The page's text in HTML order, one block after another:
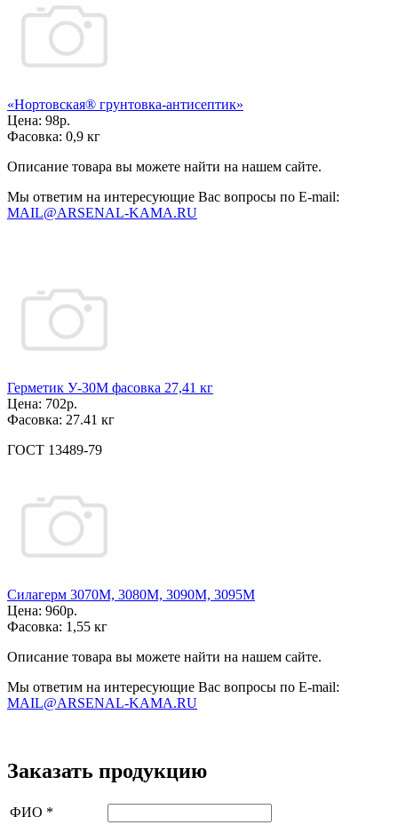
«Нортовская® грунтовка-антисептик»
Цена: 98р.
Фасовка: 0,9 кг
Описание товара вы можете найти на нашем сайте.
Мы ответим на интересующие Вас вопросы по E-mail:
MAIL@ARSENAL-KAMA.RU
Герметик У-30М фасовка 27,41 кг
Цена: 702р.
Фасовка: 27.41 кг
ГОСТ 13489-79
Силагерм 3070М, 3080М, 3090М, 3095М
Цена: 960р.
Фасовка: 1,55 кг
Описание товара вы можете найти на нашем сайте.
Мы ответим на интересующие Вас вопросы по E-mail:
MAIL@ARSENAL-KAMA.RU
Заказать продукцию
ФИО *